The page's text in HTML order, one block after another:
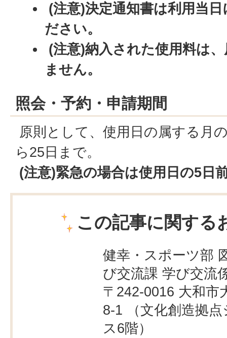
(注意)決定通知書は利用当
ださい。
(注意)納入された使用料は
ません。
照会・予約・申請期間
原則として、使用日の属する月
ら25日まで。
(注意)緊急の場合は使用日の5日
この記事に関する
健幸・スポーツ部
び交流課 学び交流
〒242-0016 大和市
8-1 （文化創造拠
ス6階）